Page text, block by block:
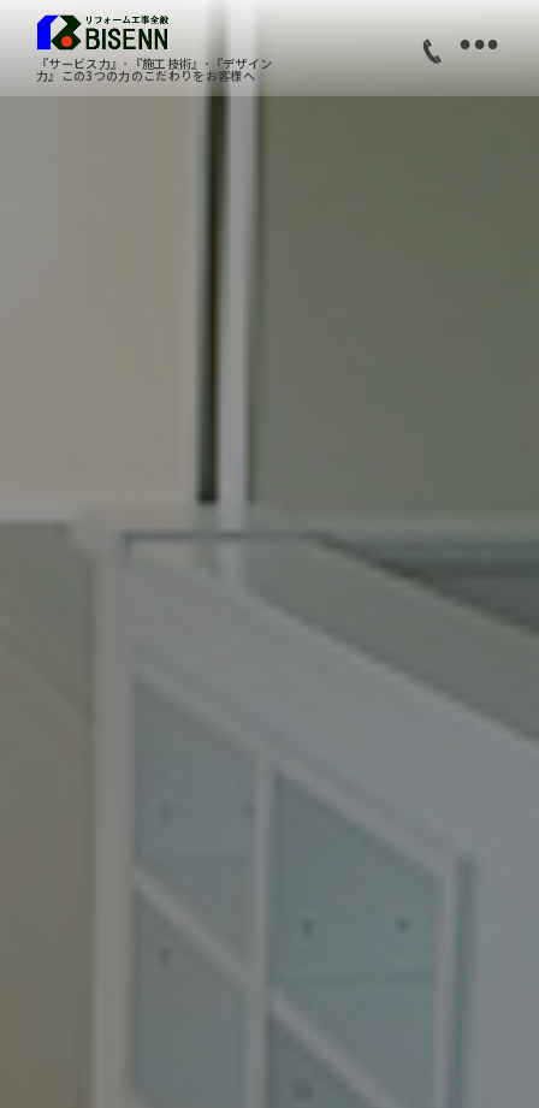
『サービス力』･『施工技術』･『デザイン
力』この3つの力のこだわりをお客様へ
•